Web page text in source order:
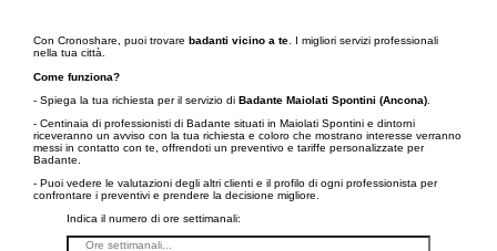
Con Cronoshare, puoi trovare badanti vicino a te . I migliori servizi professionali
nella tua città.
Come funziona?
- Spiega la tua richiesta per il servizio di Badante Maiolati Spontini (Ancona)
- Centinaia di professionisti di Badante situati in Maiolati Spontini e dintorni
riceveranno un avviso con la tua richiesta e coloro che mostrano interesse verranno
messi in contatto con te, offrendoti un preventivo e tariffe personalizzate per
Badante.
- Puoi vedere le valutazioni degli altri clienti e il profilo di ogni professionista per
confrontare i preventivi e prendere la decisione migliore.
Indica il numero di ore settimanali: